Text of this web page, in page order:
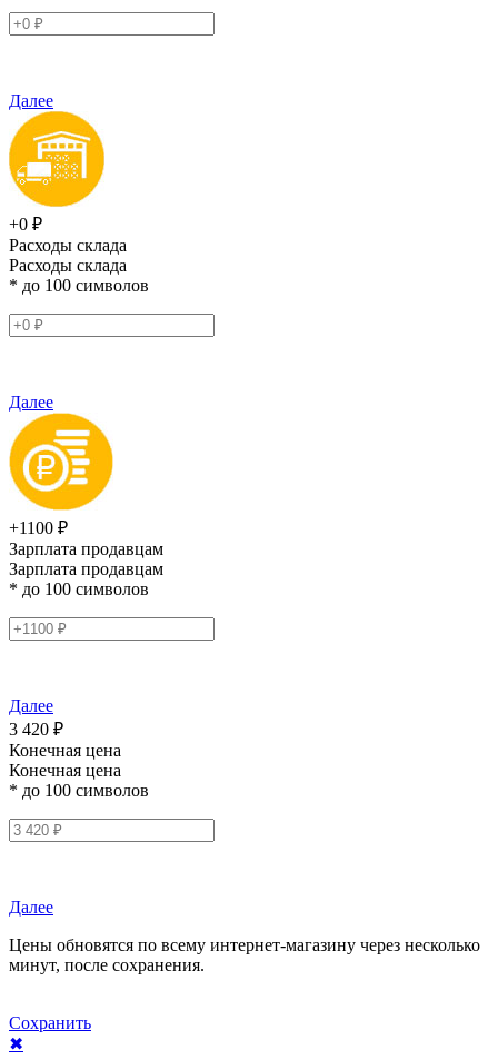
Далее
+0 ₽
Расходы склада
Расходы склада
* до 100 символов
Далее
+1100 ₽
Зарплата продавцам
Зарплата продавцам
* до 100 символов
Далее
3 420 ₽
Конечная цена
Конечная цена
* до 100 символов
Далее
Цены обновятся по всему интернет-магазину через несколько
минут, после сохранения.
Сохранить
✖